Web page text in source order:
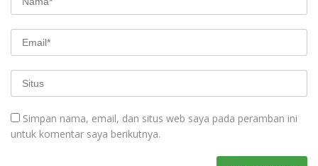
Simpan nama, email, dan situs web saya pada peramban ini
untuk komentar saya berikutnya.